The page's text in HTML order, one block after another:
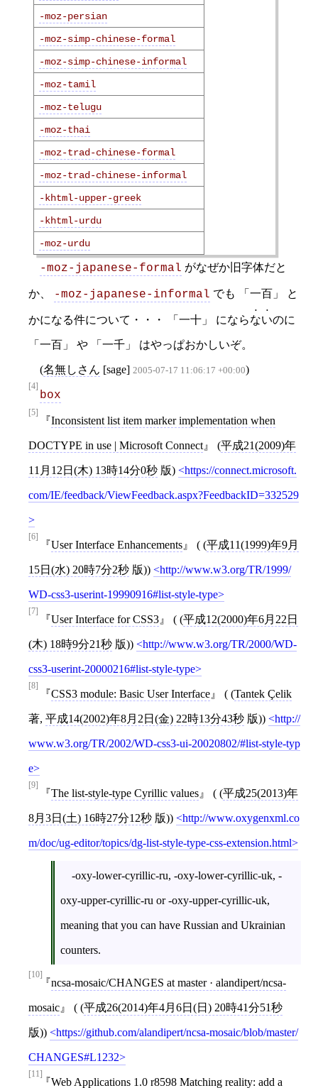
-moz-persian
-moz-simp-chinese-formal
-moz-simp-chinese-informal
-moz-tamil
-moz-telugu
-moz-thai
-moz-trad-chinese-formal
-moz-trad-chinese-informal
-khtml-upper-greek
-khtml-urdu
-moz-urdu
-moz-japanese-formal がなぜか旧字体だと
か、 -moz-japanese-informal でも 一百 と
かになる件について・・・ 一十 にならないのに
一百 や 一千 はやっぱおかしいぞ。
(名無しさん [sage] 2005-07-17 11:06:17 +00:00)
[4]
box
[5]
Inconsistent list item marker implementation when
DOCTYPE in use | Microsoft Connect (平成21(2009)年
11月12日(木) 13時14分0秒 版) https://connect.microsoft.
com/IE/feedback/ViewFeedback.aspx?FeedbackID=332529
[6]
User Interface Enhancements ( (平成11(1999)年9月
15日(水) 20時7分2秒 版)) http://www.w3.org/TR/1999/
WD-css3-userint-19990916#list-style-type
[7]
User Interface for CSS3 ( (平成12(2000)年6月22日
(木) 18時9分21秒 版)) http://www.w3.org/TR/2000/WD-
css3-userint-20000216#list-style-type
[8]
CSS3 module: Basic User Interface ( (Tantek Çelik
著, 平成14(2002)年8月2日(金) 22時13分43秒 版)) http://
www.w3.org/TR/2002/WD-css3-ui-20020802/#list-style-typ
e
[9]
The list-style-type Cyrillic values ( (平成25(2013)年
8月3日(土) 16時27分12秒 版)) http://www.oxygenxml.co
m/doc/ug-editor/topics/dg-list-style-type-css-extension.html
-oxy-lower-cyrillic-ru, -oxy-lower-cyrillic-uk, -
oxy-upper-cyrillic-ru or -oxy-upper-cyrillic-uk,
meaning that you can have Russian and Ukrainian
counters.
[10]
ncsa-mosaic/CHANGES at master · alandipert/ncsa-
mosaic ( (平成26(2014)年4月6日(日) 20時41分51秒
版)) https://github.com/alandipert/ncsa-mosaic/blob/master/
CHANGES#L1232
[11]
Web Applications 1.0 r8598 Matching reality: add a